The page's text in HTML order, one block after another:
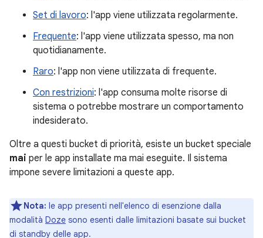
Set di lavoro: l'app viene utilizzata regolarmente.
Frequente: l'app viene utilizzata spesso, ma non
quotidianamente.
Raro: l'app non viene utilizzata di frequente.
Con restrizioni: l'app consuma molte risorse di
sistema o potrebbe mostrare un comportamento
indesiderato.
Oltre a questi bucket di priorità, esiste un bucket speciale
mai per le app installate ma mai eseguite. Il sistema
impone severe limitazioni a queste app.
Nota: le app presenti nell'elenco di esenzione dalla
modalità Doze sono esenti dalle limitazioni basate sui bucket
di standby delle app.